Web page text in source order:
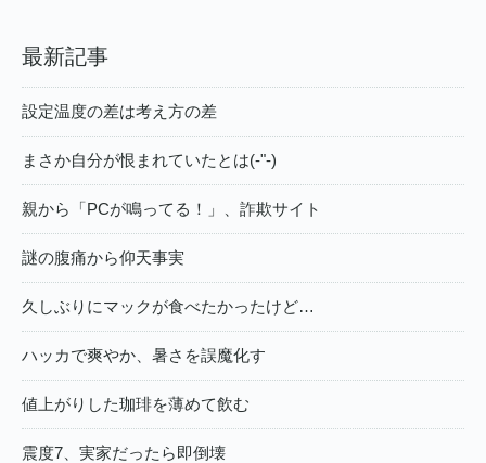
最新記事
設定温度の差は考え方の差
まさか自分が恨まれていたとは(-"-)
親から「PCが鳴ってる！」、詐欺サイト
謎の腹痛から仰天事実
久しぶりにマックが食べたかったけど…
ハッカで爽やか、暑さを誤魔化す
値上がりした珈琲を薄めて飲む
震度7、実家だったら即倒壊